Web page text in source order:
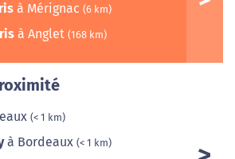
à Mérignac (6 km)
à Anglet (168 km)
(< 1 km)
à Bordeaux (< 1 km)